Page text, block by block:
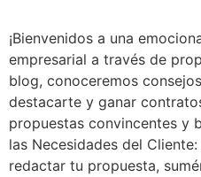
¡Bienvenidos a una
empresarial a través de
blog, conoceremos
destacarte y ganar
propuestas convincentes y
las Necesidades del
redactar tu propuesta,